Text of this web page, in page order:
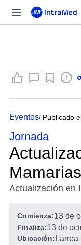
Eventos/ Publicado
Jornada
Mamarias
Actualización en
Comienza:13 de
Finaliza:13 de
Ubicación: Larrea